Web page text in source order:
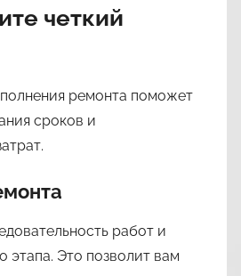
четкий
ремонта поможет
сроков и
работ и
этапа. Это позволит вам